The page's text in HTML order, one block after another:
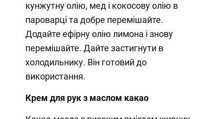
кунжутну олію, мед і кокосову олію в
пароварці та добре перемішайте.
Додайте ефірну олію лимона і знову
перемішайте. Дайте застигнути в
холодильнику. Він готовий до
використання.
Крем для рук з маслом какао